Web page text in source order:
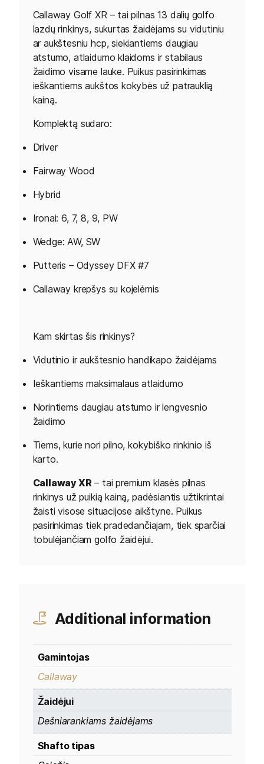
Callaway Golf XR – tai pilnas 13 dalių golfo
lazdų rinkinys, sukurtas žaidėjams su vidutiniu
ar aukštesniu hcp, siekiantiems daugiau
atstumo, atlaidumo klaidoms ir stabilaus
žaidimo visame lauke. Puikus pasirinkimas
ieškantiems aukštos kokybės už patrauklią
kainą.
Komplektą sudaro:
Driver
Fairway Wood
Hybrid
Ironai: 6, 7, 8, 9, PW
Wedge: AW, SW
Putteris – Odyssey DFX #7
Callaway krepšys su kojelėmis
Kam skirtas šis rinkinys?
Vidutinio ir aukštesnio handikapo žaidėjams
Ieškantiems maksimalaus atlaidumo
Norintiems daugiau atstumo ir lengvesnio
žaidimo
Tiems, kurie nori pilno, kokybiško rinkinio iš
karto.
Callaway XR – tai premium klasės pilnas
rinkinys už puikią kainą, padėsiantis užtikrintai
žaisti visose situacijose aikštyne. Puikus
pasirinkimas tiek pradedančiajam, tiek sparčiai
tobulėjančiam golfo žaidėjui.
Additional information
Gamintojas
Callaway
Žaidėjui
Dešniarankiams žaidėjams
Shafto tipas